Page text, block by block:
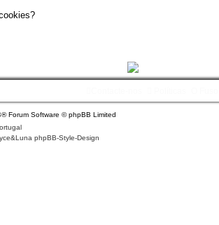
® Forum Software © phpBB Limited
phpBB-Style-Design